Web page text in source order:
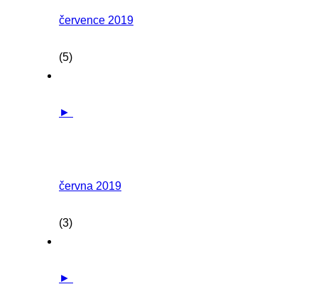
července 2019
(5)
►
června 2019
(3)
►